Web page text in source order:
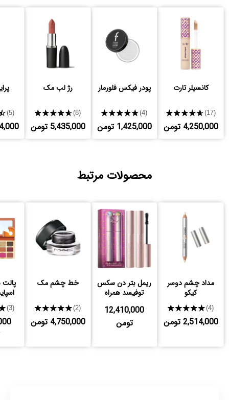
کانسیلر تارت
★★★★★(17)
4,250,000 تومن
پودر فیکس فلورمار
★★★★★(4)
1,425,000 تومن
رژ لب مک
★★★★★(8)
5,435,000 تومن
(5)
محصولات مرتبط
مداد چشم دوسر
کیکو
★★★★★(4)
2,514,000 تومن
ریمل بتر دن سکس
توفیسد همراه
12,410,000
تومن
خط چشم مک
★★★★★(2)
4,750,000 تومن
پالت
(3)